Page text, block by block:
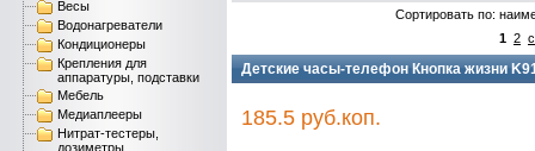
Весы
Водонагреватели
Кондиционеры
Крепления для
аппаратуры, подставки
Мебель
Медиаплееры
Нитрат-тестеры,
дозиметры
Сортировать по:
1 2
Детские часы-телефон Кнопка жизни
185.5 руб.коп.